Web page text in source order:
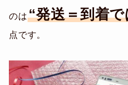
のは“発送＝到着
点です。